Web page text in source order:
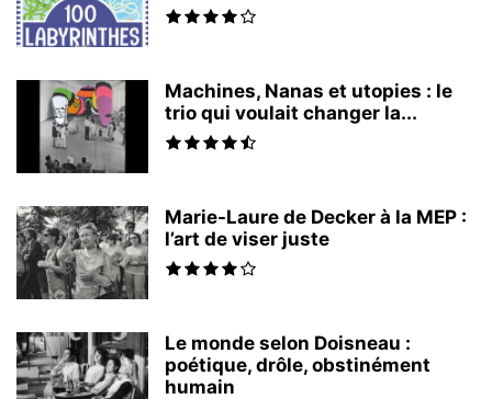
Machines, Nanas et utopies : le
trio qui voulait changer la...
Marie-Laure de Decker à la MEP :
l’art de viser juste
Le monde selon Doisneau :
poétique, drôle, obstinément
humain